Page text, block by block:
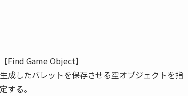
【Find Game Object】
生成したバレットを保存させる空オブジェクトを指
定する。